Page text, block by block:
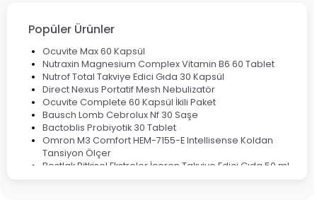
Popüler Ürünler
Ocuvite Max 60 Kapsül
Nutraxin Magnesium Complex Vitamin B6 60 Tablet
Nutrof Total Takviye Edici Gıda 30 Kapsül
Direct Nexus Portatif Mesh Nebulizatör
Ocuvite Complete 60 Kapsül İkili Paket
Bausch Lomb Cebrolux Nf 30 Saşe
Bactoblis Probiyotik 30 Tablet
Omron M3 Comfort HEM-7155-E Intellisense Koldan
Tansiyon Ölçer
Bestlak Bitkisel Ekstreler İçeren Takviye Edici Gıda 50 ml